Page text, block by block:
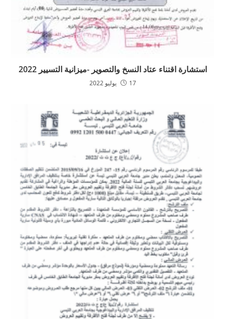
استشارة اقتناء عتاد النسخ والتصوير -ميزانية التسيير 2022
17 يوليو 2022